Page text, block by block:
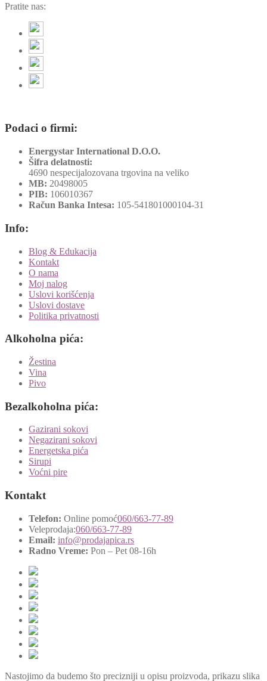
Pratite nas:
Podaci o firmi:
Energystar International D.O.O.
Šifra delatnosti:
4690 nespecijalozovana trgovina na veliko
MB: 20498005
PIB: 106010367
Račun Banka Intesa: 105-541801000104-31
Info:
Blog & Edukacija
Kontakt
O nama
Moj nalog
Uslovi korišćenja
Uslovi dostave
Politika privatnosti
Alkoholna pića:
Žestina
Vina
Pivo
Bezalkoholna pića:
Gazirani sokovi
Negazirani sokovi
Energetska pića
Sirupi
Voćni pire
Kontakt
Telefon: Online pomoć060/663-77-89
Veleprodaja:060/663-77-89
Email: info@prodajapica.rs
Radno Vreme: Pon – Pet 08-16h
Nastojimo da budemo što precizniji u opisu proizvoda, prikazu slika